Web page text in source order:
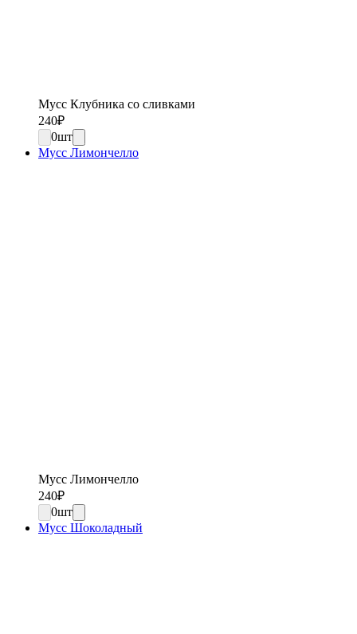
Мусс Клубника со сливками
240₽
0шт
Мусс Лимончелло
Мусс Лимончелло
240₽
0шт
Мусс Шоколадный